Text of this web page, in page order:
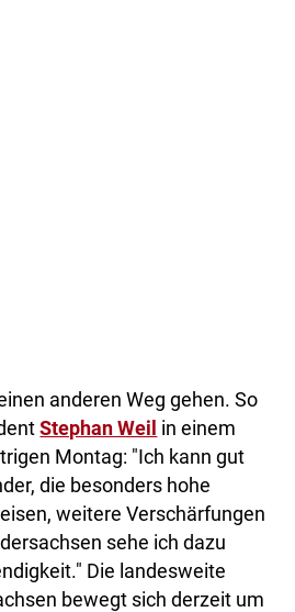
anderen Weg gehen. So
Stephan Weil in einem
Montag: "Ich kann gut
die besonders hohe
weitere Verschärfungen
sehe ich dazu
Die landesweite
bewegt sich derzeit um